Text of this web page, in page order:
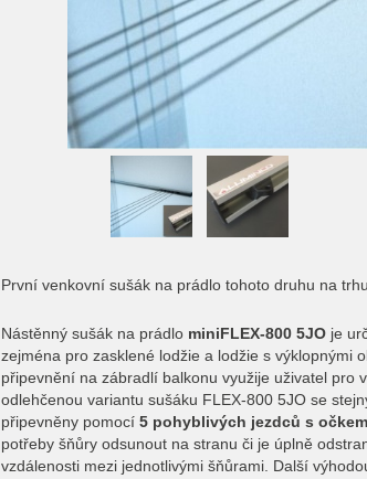
První venkovní sušák na prádlo tohoto druhu na
Nástěnný sušák na prádlo miniFLEX-800 5JO je
zejména pro zasklené lodžie a lodžie s výklopnými
připevnění na zábradlí balkonu využije uživatel pro
odlehčenou variantu sušáku FLEX-800 5JO se
připevněny pomocí 5 pohyblivých jezdců s očkem
potřeby šňůry odsunout na stranu či je úplně
vzdálenosti mezi jednotlivými šňůrami. Další